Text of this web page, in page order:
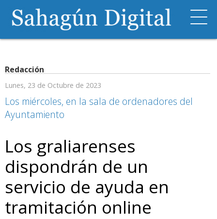
Redacción
Lunes, 23 de Octubre de 2023
Los miércoles, en la sala de ordenadores del
Ayuntamiento
Los graliarenses
dispondrán de un
servicio de ayuda en
tramitación online